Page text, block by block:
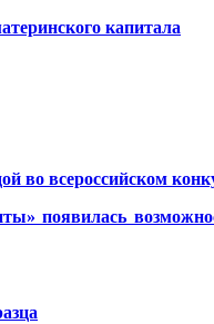
капитала
во всероссийском
появилась